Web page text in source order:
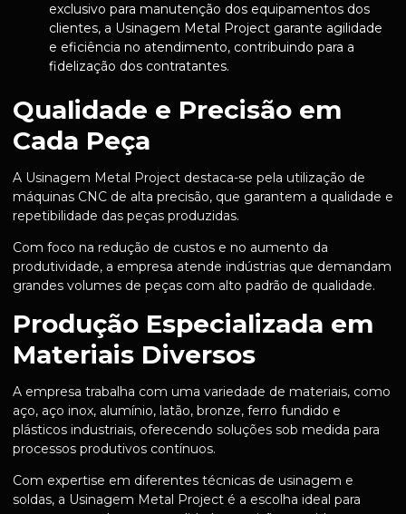
exclusivo para manutenção dos equipamentos dos
clientes, a Usinagem Metal Project garante agilidade
e eficiência no atendimento, contribuindo para a
fidelização dos contratantes.
Qualidade e Precisão em
Cada Peça
A Usinagem Metal Project destaca-se pela utilização de
máquinas CNC de alta precisão, que garantem a qualidade e
repetibilidade das peças produzidas.
Com foco na redução de custos e no aumento da
produtividade, a empresa atende indústrias que demandam
grandes volumes de peças com alto padrão de qualidade.
Produção Especializada em
Materiais Diversos
A empresa trabalha com uma variedade de materiais, como
aço, aço inox, alumínio, latão, bronze, ferro fundido e
plásticos industriais, oferecendo soluções sob medida para
processos produtivos contínuos.
Com expertise em diferentes técnicas de usinagem e
soldas, a Usinagem Metal Project é a escolha ideal para